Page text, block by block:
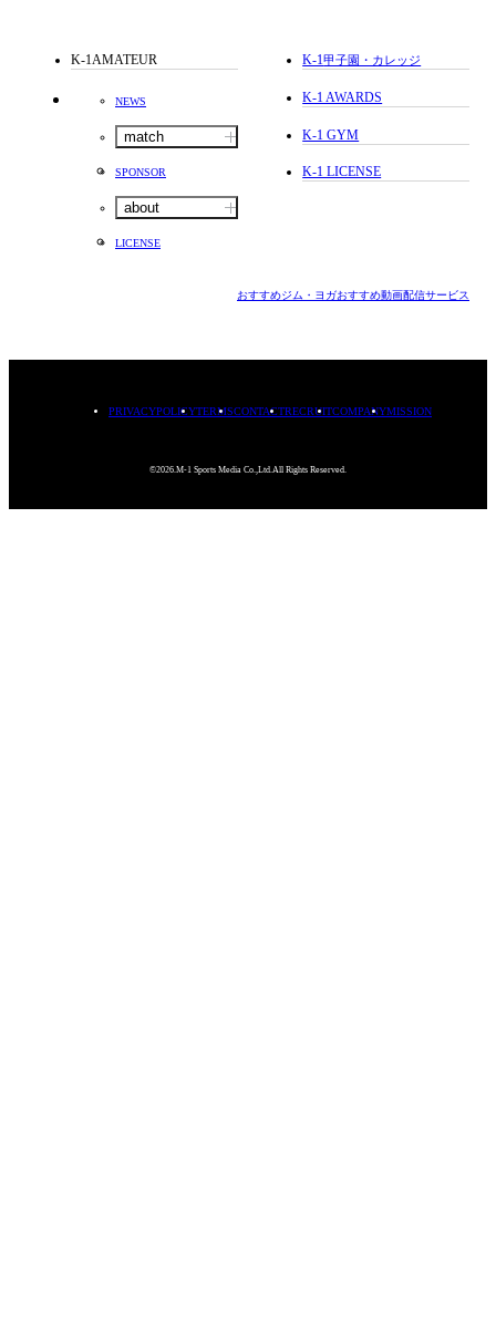
K-1AMATEUR
NEWS
match
SPONSOR
about
LICENSE
K-1甲子園・カレッジ
K-1 AWARDS
K-1 GYM
K-1 LICENSE
おすすめジム・ヨガおすすめ動画配信サービス
PRIVACYPOLICYTERMSCONTACTRECRUITCOMPANYMISSION
©2026.M-1 Sports Media Co.,Ltd.All Rights Reserved.